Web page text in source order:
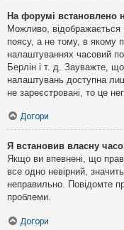
На форумі встановлено
Можливо, відображається
поясу, а не тому, в якому
налаштуваннях часовий
Берлін і т. д. Зауважте,
налаштувань доступна
не зареєстровані, то це
Догори
Я встановив власну
Якщо ви впевнені, що
все одно невірний,
неправильно. Повідомте
проблеми.
Догори